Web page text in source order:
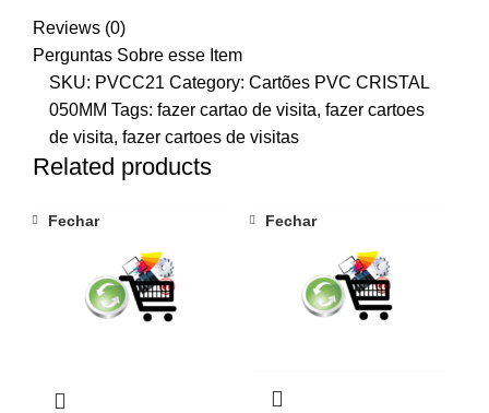
Reviews (0)
Perguntas Sobre esse Item
SKU: PVCC21 Category: Cartões PVC CRISTAL
050MM Tags: fazer cartao de visita, fazer cartoes
de visita, fazer cartoes de visitas
Related products
Fechar Fechar